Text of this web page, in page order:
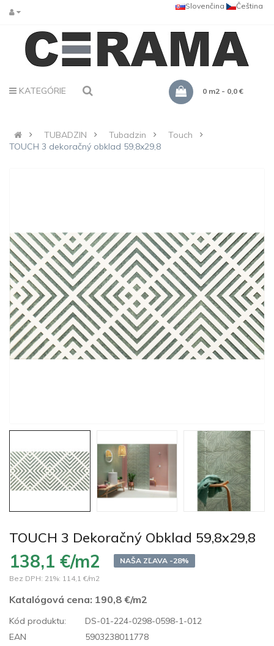
Čeština
Slovenčina
KATEGÓRIE 0 m2 - 0,0 €
TUBADZIN Tubadzin
Touch
TOUCH 3 dekoračný obklad 59,8x29,8
TOUCH 3 Dekoračný Obklad 59,8x29,8
138,1 €/m2
NAŠA ZĽAVA -28%
Bez DPH: 21%: 114,1 €/m2
Katalógová cena: 190,8 €/m2
Kód produktu:
DS-01-224-0298-0598-1-012
EAN
5903238011778